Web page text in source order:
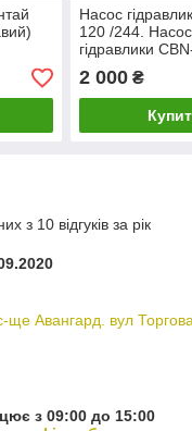
Насос
120 /244. Насос
гідравлики
2 000₴
з 10 відгуків за рік
ще Авангард. вул
з 09:00 до 15:00